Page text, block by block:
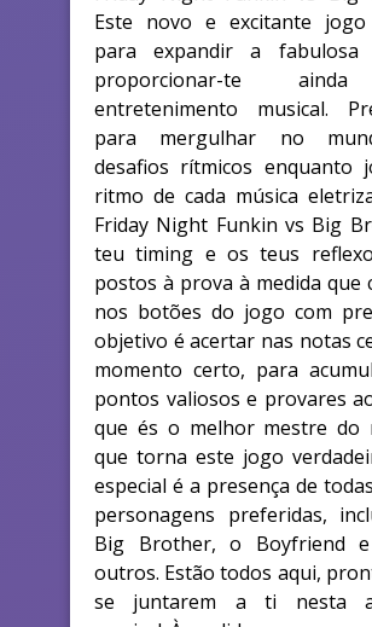
Este novo e excitante jogo
para expandir a fabulosa
proporcionar-te
entretenimento musical.
para mergulhar no
desafios rítmicos enquanto
ritmo de cada música
Friday Night Funkin vs Big
teu timing e os teus
postos à prova à medida que
nos botões do jogo com
objetivo é acertar nas notas
momento certo, para
pontos valiosos e provares
que és o melhor mestre do
que torna este jogo
especial é a presença de
personagens preferidas,
Big Brother, o Boyfriend
outros. Estão todos aqui,
se juntarem a ti nesta